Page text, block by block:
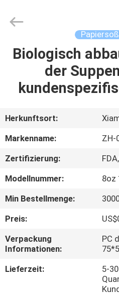
HAUS
PRODUKTE
ÜBER
UNS
FABRIK-
AUSFLUG
TRETEN
SIE
Technology
Rights
Reserved.Biologisch
der
Herkunftsort:
Markenname:
ZH-
Zertifizierung:
Modellnummer:
8oz
Min Bestellmenge:
Preis:
Verpackung
Informationen:
PC
Lieferzeit:
5-